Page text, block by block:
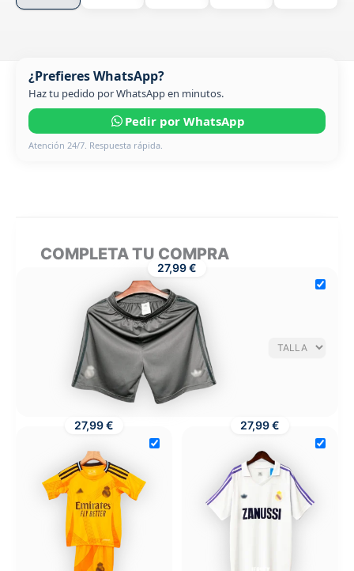
¿Prefieres WhatsApp?
Haz tu pedido por WhatsApp en minutos.
Pedir por WhatsApp
Atención 24/7. Respuesta rápida.
COMPLETA TU COMPRA
27,99 €
27,99 € 27,99 €